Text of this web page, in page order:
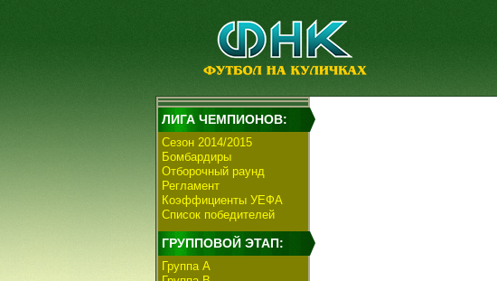
ЛИГА ЧЕМПИОНОВ:
Сезон 2014/2015
Бомбардиры
Отборочный раунд
Регламент
Коэффициенты УЕФА
Список победителей
ГРУППОВОЙ ЭТАП:
Группа А